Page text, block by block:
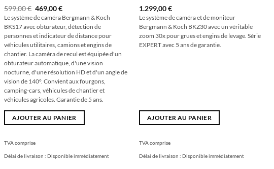
599,00€ Le
prix
initial
était
de
:
599,00
€
469,00€Le
prix
actuel
est
de
:
469,00
€.
Le système de caméra Bergmann & Koch
BKS17 avec obturateur, détection de
personnes et indicateur de distance pour
véhicules utilitaires, camions et engins de
chantier. La caméra de recul est équipée d'un
obturateur automatique, d'une vision
nocturne, d'une résolution HD et d'un angle de
vision de 140°. Convient aux fourgons,
camping-cars, véhicules de chantier et
véhicules agricoles. Garantie de 5 ans.
AJOUTER AU PANIER
TVA comprise
Délai de livraison : Disponible immédiatement
1.299,00€
Le système de caméra et de moniteur
Bergmann & Koch BKZ30 avec un véritable
zoom 30x pour grues et engins de levage. Série
EXPERT avec 5 ans de garantie.
AJOUTER AU PANIER
TVA comprise
Délai de livraison : Disponible immédiatement